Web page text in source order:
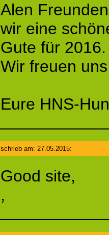
Alen
wir eine
Gute für 2016.
Wir freuen
Eure HNS-
schrieb am: 27.05.2015:
Good site,
,